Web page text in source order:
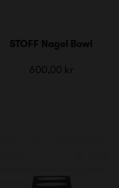
STOFF Nagel Bowl
600,00 kr